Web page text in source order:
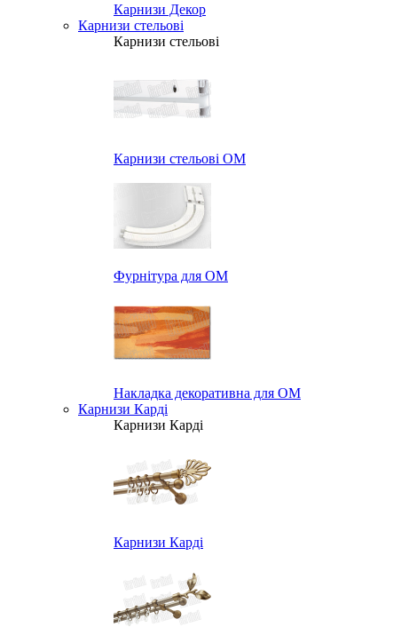
Карнизи Декор
Карнизи стельові
Карнизи стельові
Карнизи стельові ОМ
Фурнітура для ОМ
Накладка декоративна для ОМ
Карнизи Карді
Карнизи Карді
Карнизи Карді